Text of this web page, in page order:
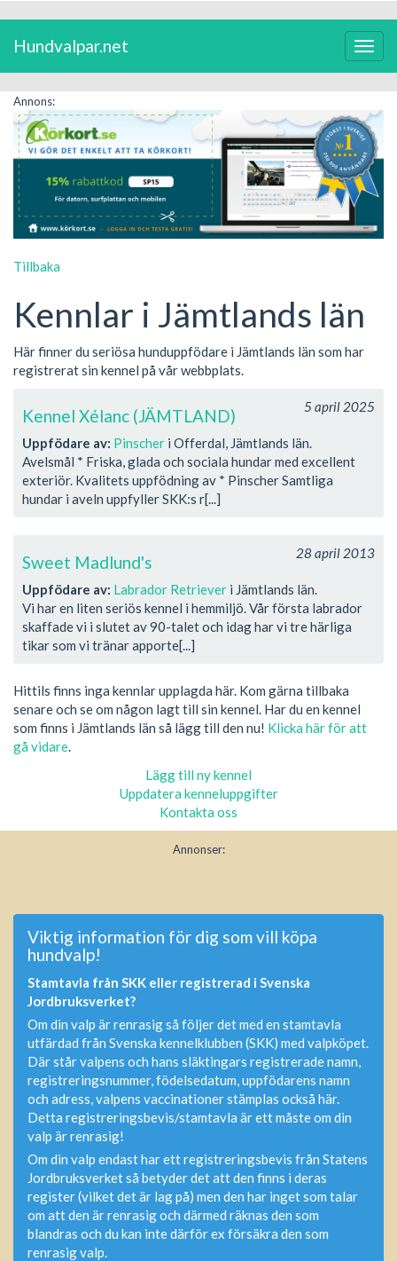
Växla
Hundvalpar.net
Annons:
Tillbaka
Kennlar i Jämtlands län
Här finner du seriösa hunduppfödare i Jämtlands län som har
registrerat sin kennel på vår webbplats.
5 april 2025
Kennel Xélanc (JÄMTLAND)
Uppfödare av: Pinscher i Offerdal, Jämtlands län.
Avelsmål * Friska, glada och sociala hundar med excellent
exteriör. Kvalitets uppfödning av * Pinscher Samtliga
hundar i aveln uppfyller SKK:s r[...]
28 april 2013
Sweet Madlund's
Uppfödare av: Labrador Retriever i Jämtlands län.
Vi har en liten seriös kennel i hemmiljö. Vår första labrador
skaffade vi i slutet av 90-talet och idag har vi tre härliga
tikar som vi tränar apporte[...]
Hittils finns inga kennlar upplagda här. Kom gärna tillbaka
senare och se om någon lagt till sin kennel. Har du en kennel
som finns i Jämtlands län så lägg till den nu! Klicka här för att
gå vidare.
Lägg till ny kennel
Uppdatera kenneluppgifter
Kontakta oss
Annonser:
Viktig information för dig som vill köpa
hundvalp!
Stamtavla från SKK eller registrerad i Svenska
Jordbruksverket?
Om din valp är renrasig så följer det med en stamtavla
utfärdad från Svenska kennelklubben (SKK) med valpköpet.
Där står valpens och hans släktingars registrerade namn,
registreringsnummer, födelsedatum, uppfödarens namn
och adress, valpens vaccinationer stämplas också här.
Detta registreringsbevis/stamtavla är ett måste om din
valp är renrasig!
Om din valp endast har ett registreringsbevis från Statens
Jordbruksverket så betyder det att den finns i deras
register (vilket det är lag på) men den har inget som talar
om att den är renrasig och därmed räknas den som
blandras och du kan inte därför ex försäkra den som
renrasig valp.